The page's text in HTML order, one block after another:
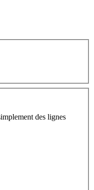
des lignes